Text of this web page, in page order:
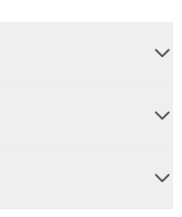
naar buiten
van uitstekende
snel